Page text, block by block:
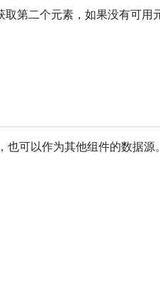
取第二个元素，如果没有可用
可以作为其他组件的数据源。